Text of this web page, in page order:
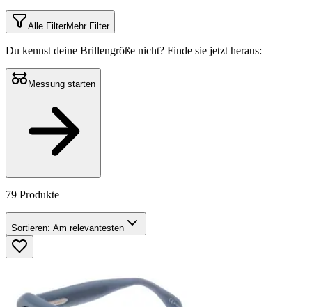
Alle FilterMehr Filter
Du kennst deine Brillengröße nicht? Finde sie jetzt heraus:
Messung starten
79 Produkte
Sortieren: Am relevantesten